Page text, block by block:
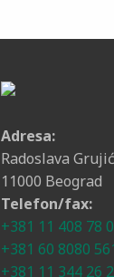
Adresa:
Radoslava
11000 Beograd
Telefon/fax:
+381 11 408 78
+381 60 8080
+381 11 344 26